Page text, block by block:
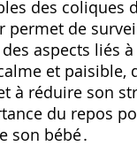
des coliques
permet de
aspects liés
et
à réduire son
du repos
son bébé․